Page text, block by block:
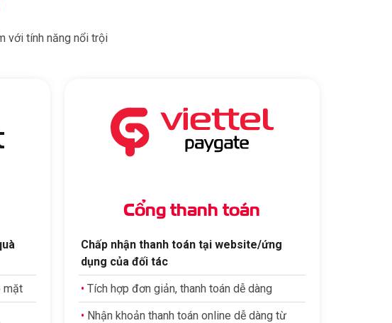
với tính năng nổi trội
mặt
Cổng thanh toán
Chấp nhận thanh toán tại website/ứng
dụng của đối tác
• Tích hợp đơn giản, thanh toán dễ dàng
• Nhận khoản thanh toán online dễ dàng từ